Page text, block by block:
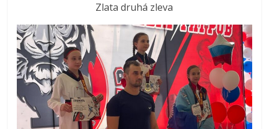
Zlata druhá zleva